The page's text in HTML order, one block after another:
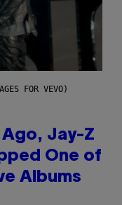
FOR VEVO)
Ago, Jay-Z
One of
Albums